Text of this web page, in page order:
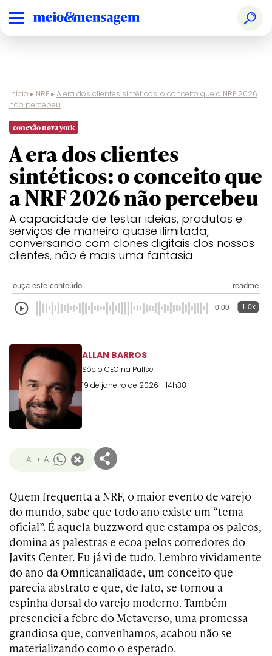
Início ▸ NRF▸A era dos clientes sintéticos: o conceito que a NRF 2026
não percebeu
conexão nova york
A era dos clientes
sintéticos: o conceito que
a NRF 2026 não percebeu
A capacidade de testar ideias, produtos e
serviços de maneira quase ilimitada,
conversando com clones digitais dos nossos
clientes, não é mais uma fantasia
ouça este conteúdo readme
0:00 1.0x
ALLAN BARROS
Sócio CEO na Pullse
19 de janeiro de 2026 - 14h38
- A + A
Quem frequenta a NRF, o maior evento de varejo
do mundo, sabe que todo ano existe um “tema
oficial”. É aquela buzzword que estampa os palcos,
domina as palestras e ecoa pelos corredores do
Javits Center. Eu já vi de tudo. Lembro vividamente
do ano da Omnicanalidade, um conceito que
parecia abstrato e que, de fato, se tornou a
espinha dorsal do varejo moderno. Também
presenciei a febre do Metaverso, uma promessa
grandiosa que, convenhamos, acabou não se
materializando como o esperado.